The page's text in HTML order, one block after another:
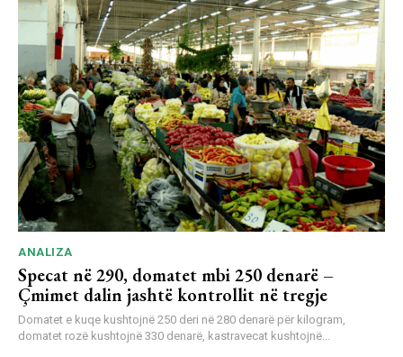
ANALIZA
Specat në 290, domatet mbi 250 denarë –
Çmimet dalin jashtë kontrollit në tregje
Domatet e kuqe kushtojnë 250 deri në 280 denarë për kilogram,
domatet rozë kushtojnë 330 denarë, kastravecat kushtojnë...